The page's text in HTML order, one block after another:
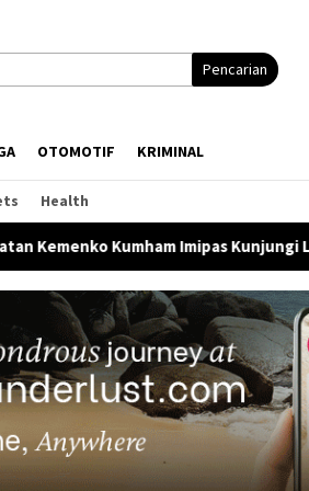
Pencarian
OTOMOTIF KRIMINAL
Health
Imipas Kunjungi Lapas Batam, Bahas